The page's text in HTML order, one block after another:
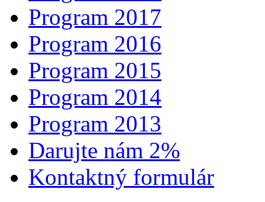
Program 2017
Program 2016
Program 2015
Program 2014
Program 2013
Darujte nám 2%
Kontaktný formulár